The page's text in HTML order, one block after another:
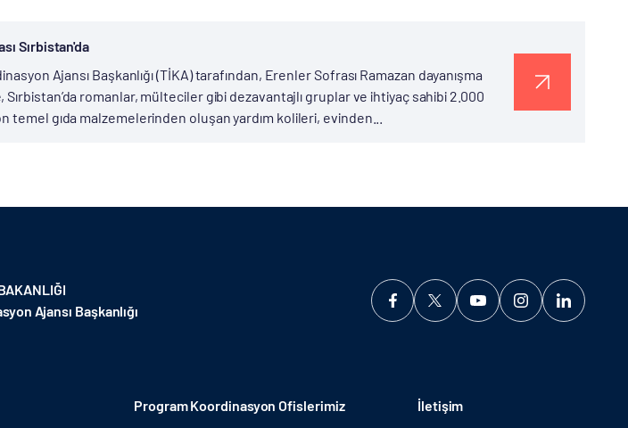
Sırbistan'da
Ajansı Başkanlığı (TİKA) tarafından, Erenler Sofrası Ramazan dayanışma
Sırbistan’da romanlar, mülteciler gibi dezavantajlı gruplar ve ihtiyaç sahibi 2.000
temel gıda malzemelerinden oluşan yardım kolileri, evinden...
Ajansı Başkanlığı
Program Koordinasyon Ofislerimiz İletişim